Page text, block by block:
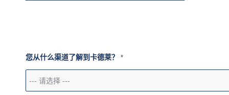
您从什么渠道了解到卡德莱？ *